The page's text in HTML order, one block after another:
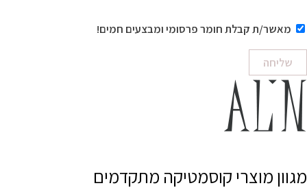
מאשר/ת קבלת חומר פרסומי ומבצעים חמים!
שליחה
מגוון מוצרי קוסמטיקה מתקדמים